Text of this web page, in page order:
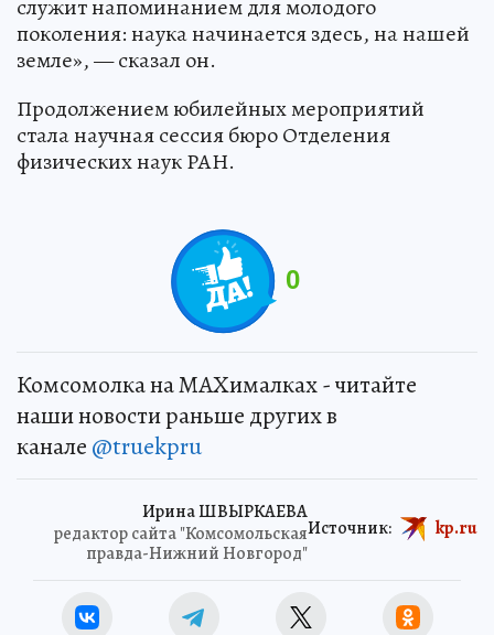
служит напоминанием для молодого
поколения: наука начинается здесь, на нашей
земле», — сказал он.
Продолжением юбилейных мероприятий
стала научная сессия бюро Отделения
физических наук РАН.
0
Комсомолка на MAXималках - читайте
наши новости раньше других в
канале @truekpru
Ирина ШВЫРКАЕВА
редактор сайта "Комсомольская
правда-Нижний Новгород"
Источник: kp.ru